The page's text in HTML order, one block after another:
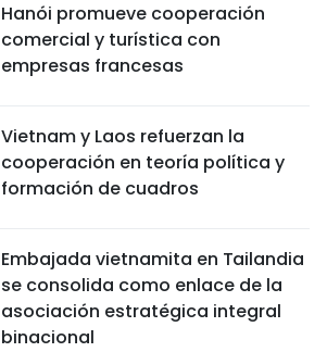
Hanói promueve cooperación
comercial y turística con
empresas francesas
Vietnam y Laos refuerzan la
cooperación en teoría política y
formación de cuadros
Embajada vietnamita en Tailandia
se consolida como enlace de la
asociación estratégica integral
binacional